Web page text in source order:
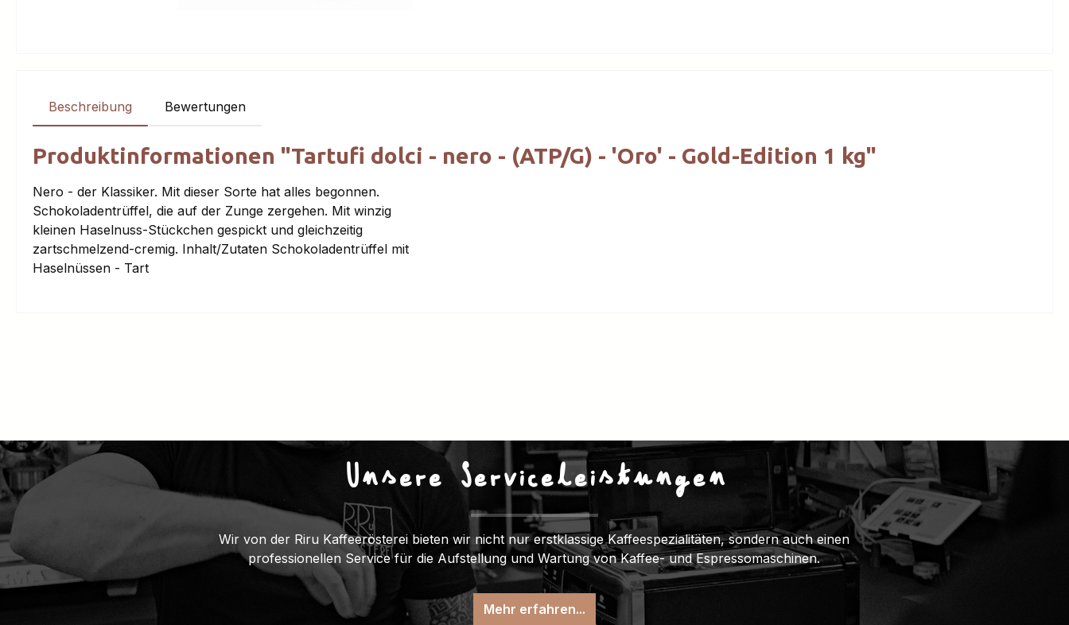
Beschreibung Bewertungen
Produktinformationen "Tartufi dolci - nero - (ATP/G) - 'Oro' - Gold-Edition 1 kg"
Nero - der Klassiker. Mit dieser Sorte hat alles begonnen.
Schokoladentrüffel, die auf der Zunge zergehen. Mit winzig
kleinen Haselnuss-Stückchen gespickt und gleichzeitig
zartschmelzend-cremig. Inhalt/Zutaten Schokoladentrüffel mit
Haselnüssen - Tart
Unsere Serviceleistungen
Wir von der Riru Kaffeerösterei bieten wir nicht nur erstklassige Kaffeespezialitäten, sondern auch einen
professionellen Service für die Aufstellung und Wartung von Kaffee- und Espressomaschinen.
Mehr erfahren...